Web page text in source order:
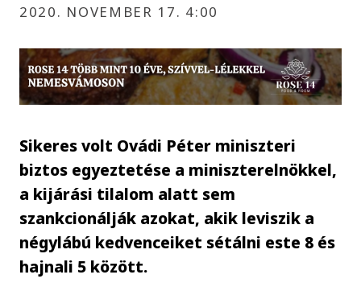
2020. NOVEMBER 17. 4:00
Sikeres volt Ovádi Péter miniszteri
biztos egyeztetése a miniszterelnökkel,
a kijárási tilalom alatt sem
szankcionálják azokat, akik leviszik a
négylábú kedvenceiket sétálni este 8 és
hajnali 5 között.